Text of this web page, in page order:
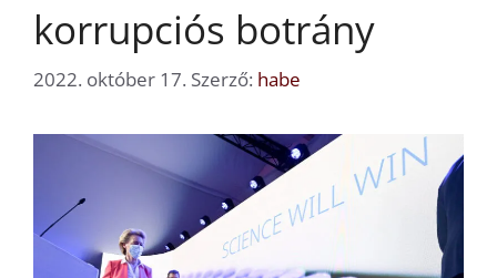
korrupciós botrány
2022. október 17. Szerző: habe